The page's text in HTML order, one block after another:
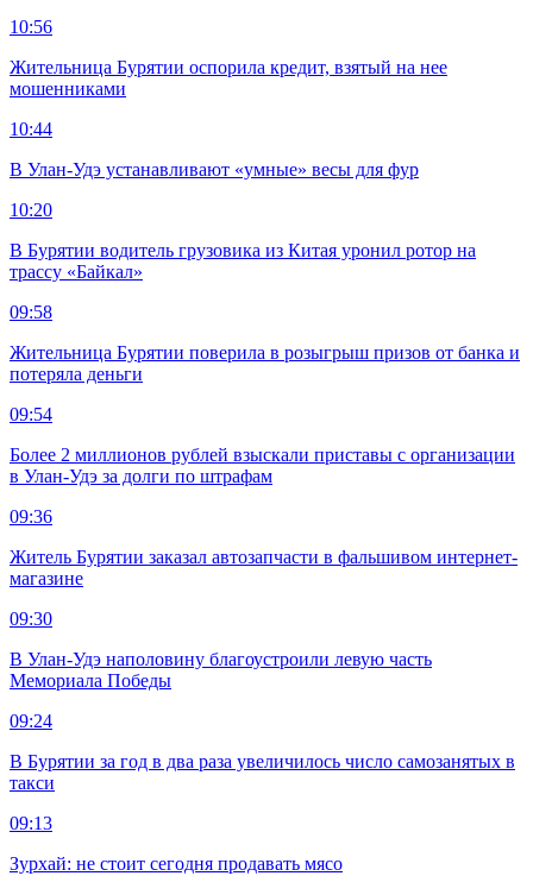
10:56
Жительница Бурятии оспорила кредит, взятый на нее
мошенниками
10:44
В Улан-Удэ устанавливают «умные» весы для фур
10:20
В Бурятии водитель грузовика из Китая уронил ротор на
трассу «Байкал»
09:58
Жительница Бурятии поверила в розыгрыш призов от банка и
потеряла деньги
09:54
Более 2 миллионов рублей взыскали приставы с организации
в Улан-Удэ за долги по штрафам
09:36
Житель Бурятии заказал автозапчасти в фальшивом интернет-
магазине
09:30
В Улан-Удэ наполовину благоустроили левую часть
Мемориала Победы
09:24
В Бурятии за год в два раза увеличилось число самозанятых в
такси
09:13
Зурхай: не стоит сегодня продавать мясо